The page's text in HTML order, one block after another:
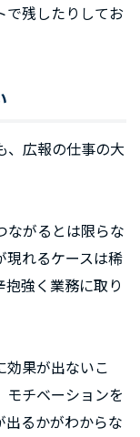
で残したりしてお
、広報の仕事の大
ながるとは限らな
現れるケースは稀
強く業務に取り
効果が出ないこ
モチベーションを
るかがわからな